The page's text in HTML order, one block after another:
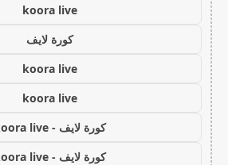
koora live
كورة لايف
koora live
koora live
كورة لايف - koora live
كورة لايف - koora live